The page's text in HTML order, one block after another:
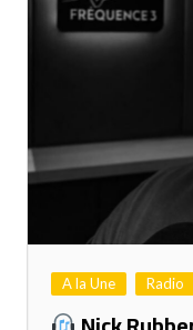
A la Une Radio